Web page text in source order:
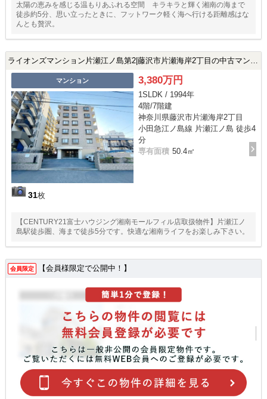
太陽の恵みを感じる温もりあふれる空間 キラキラと輝く湘南の海まで
徒歩約5分、思い立ったときに、フットワーク軽く海へ行ける距離感はな
んとも贅沢。
ライオンズマンション片瀬江ノ島第2|藤沢市片瀬海岸2丁目の中古マンション
マンション
31枚
3,380万円
1SLDK / 1994年
4階/7階建
神奈川県藤沢市片瀬海岸2丁目
小田急江ノ島線 片瀬江ノ島 徒歩4
分
専有面積 50.4㎡
【CENTURY21富士ハウジング湘南モールフィル店取扱物件】片瀬江ノ
島駅徒歩圏、海まで徒歩5分です。快適な湘南ライフをお楽しみ下さい。
会員限定 【会員様限定で公開中！】